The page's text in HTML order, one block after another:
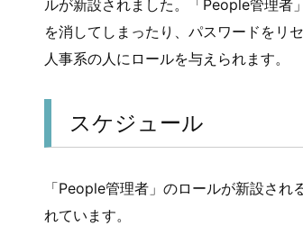
ルが新設されました。「People管理者
を消してしまったり、パスワードをリ
人事系の人にロールを与えられます。
スケジュール
「People管理者」のロールが新設さ
れています。